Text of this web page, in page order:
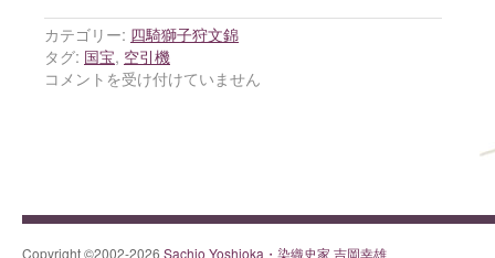
カテゴリー: 四騎獅子狩文錦
タグ: 国宝, 空引機
コメントを受け付けていません
Copyright ©2002-2026 Sachio Yoshioka・染織史家 吉岡幸雄